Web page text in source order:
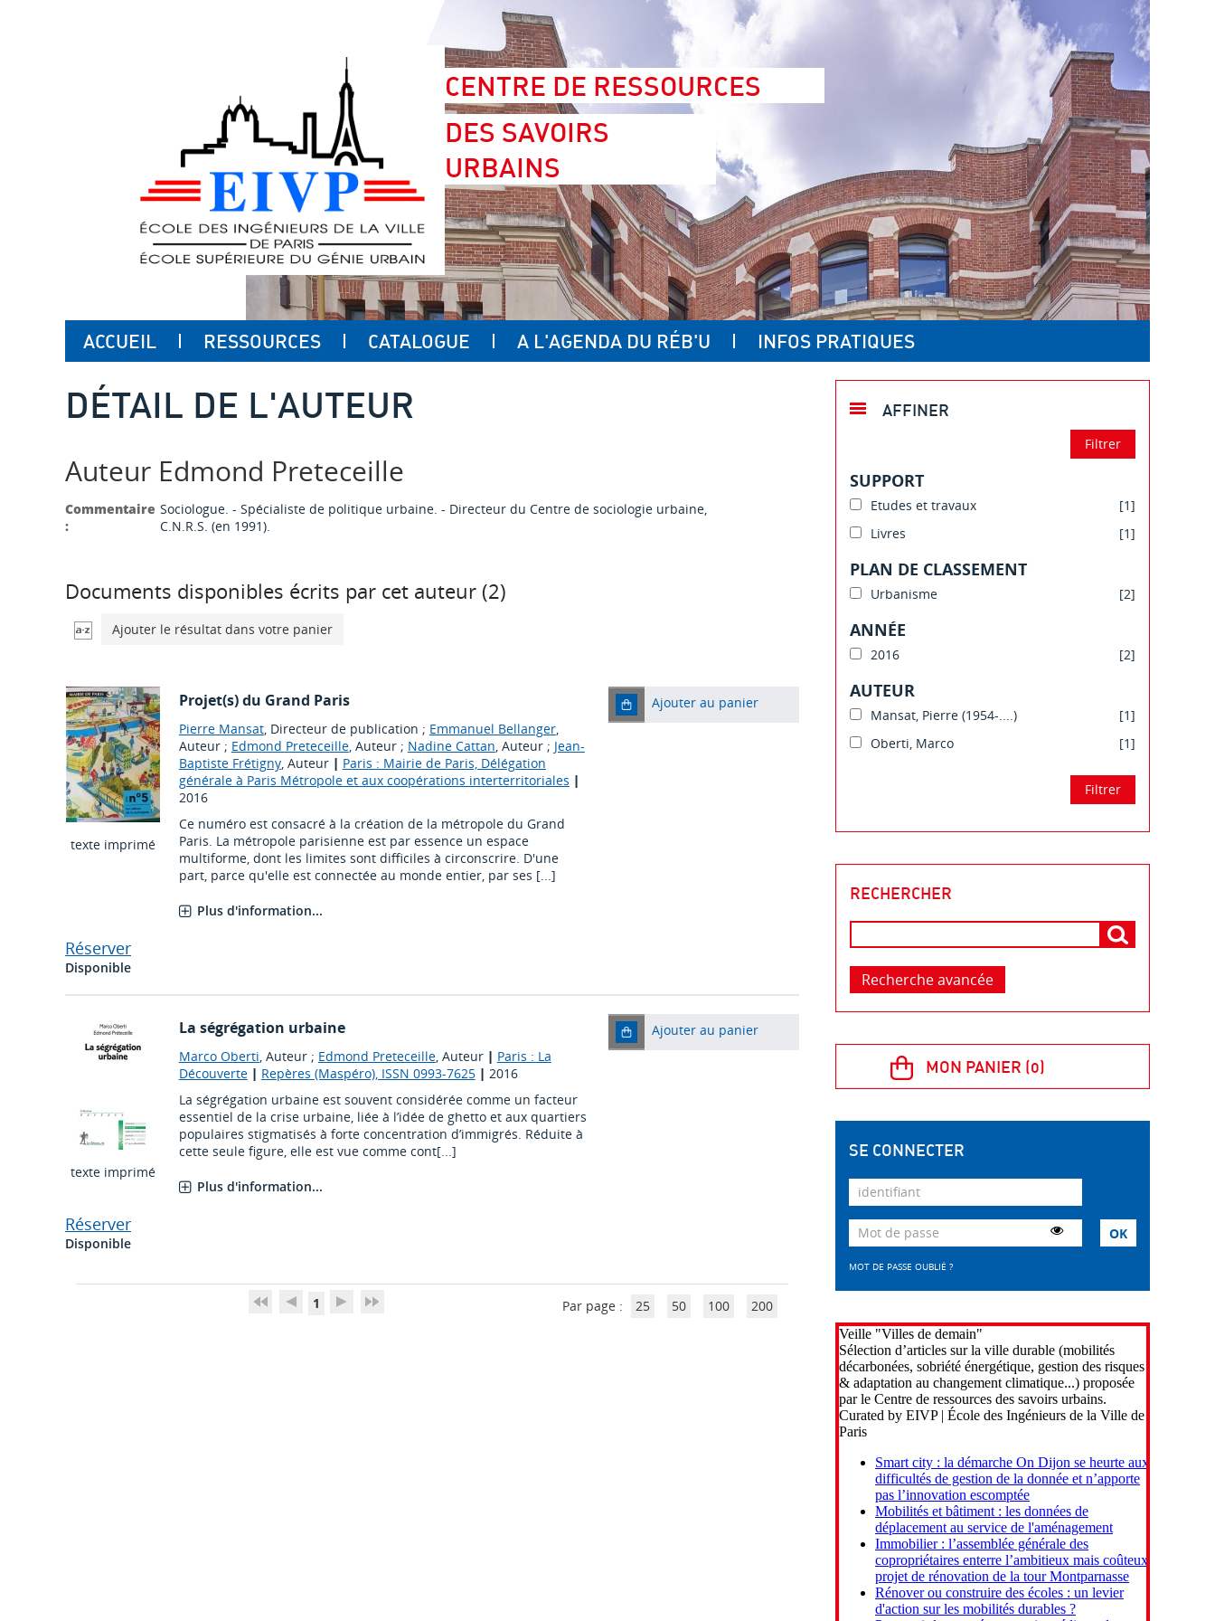
CENTRE DE RESSOURCES
DES SAVOIRS
URBAINS
ACCUEIL RESSOURCES CATALOGUE A L'AGENDA DU RÉB'U INFOS PRATIQUES
DÉTAIL DE L'AUTEUR
Auteur Edmond Preteceille
Commentaire
:
Sociologue. - Spécialiste de politique urbaine. - Directeur du Centre de sociologie urbaine,
C.N.R.S. (en 1991).
Documents disponibles écrits par cet auteur (2)
Ajouter le résultat dans votre panier
texte imprimé
Projet(s) du Grand Paris
Pierre Mansat, Directeur de publication ; Emmanuel Bellanger,
Auteur ; Edmond Preteceille, Auteur ; Nadine Cattan, Auteur ; Jean-
Baptiste Frétigny, Auteur | Paris : Mairie de Paris, Délégation
générale à Paris Métropole et aux coopérations interterritoriales |
2016
Ce numéro est consacré à la création de la métropole du Grand
Paris. La métropole parisienne est par essence un espace
multiforme, dont les limites sont difficiles à circonscrire. D'une
part, parce qu'elle est connectée au monde entier, par ses [...]
Plus d'information...
Ajouter au panier
Réserver
Disponible
texte imprimé
La ségrégation urbaine
Marco Oberti, Auteur ; Edmond Preteceille, Auteur | Paris : La
Découverte| Repères (Maspéro), ISSN 0993-7625| 2016
La ségrégation urbaine est souvent considérée comme un facteur
essentiel de la crise urbaine, liée à l’idée de ghetto et aux quartiers
populaires stigmatisés à forte concentration d’immigrés. Réduite à
cette seule figure, elle est vue comme cont[...]
Plus d'information...
Ajouter au panier
Réserver
Disponible
1 Par page : 25 50 100 200
AFFINER
SUPPORT
Etudes et travaux
[1]
Livres
[1]
PLAN DE CLASSEMENT
Urbanisme [2]
ANNÉE
2016 [2]
AUTEUR
Mansat, Pierre (1954-....)
[1]
Oberti, Marco
[1]
RECHERCHER
Recherche avancée
SE CONNECTER
MOT DE PASSE OUBLIÉ ?